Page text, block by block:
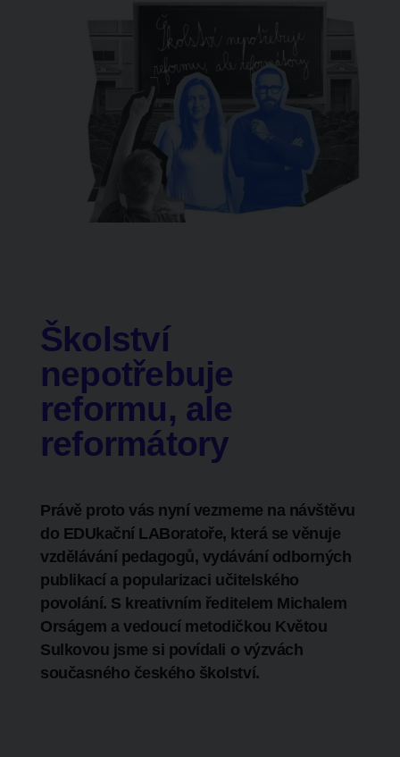
Školství
nepotřebuje
reformu, ale
reformátory
Právě proto vás nyní vezmeme na návštěvu
do EDUkační LABoratoře, která se věnuje
vzdělávání pedagogů, vydávání odborných
publikací a popularizaci učitelského
povolání. S kreativním ředitelem Michalem
Orságem a vedoucí metodičkou Květou
Sulkovou jsme si povídali o výzvách
současného českého školství.